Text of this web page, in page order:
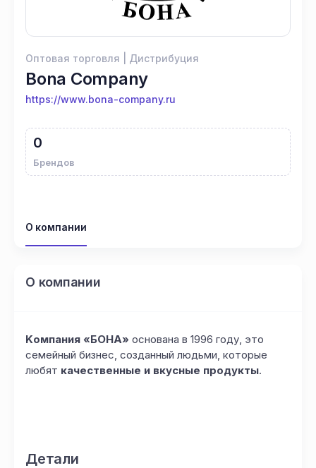
Оптовая торговля | Дистрибуция
Bona Company
https://www.bona-company.ru
0
Брендов
О компании
О компании
Kомпания «БОНА» основана в 1996 году, это
семейный бизнес, созданный людьми, которые
любят качественные и вкусные продукты.
Детали